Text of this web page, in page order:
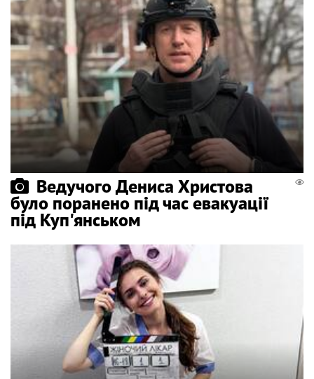
Ведучого Дениса Христова
було поранено під час евакуації
під Куп'янськом